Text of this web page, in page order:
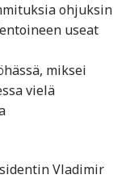
ohjuksin
useat
miksei
vielä
Vladimir